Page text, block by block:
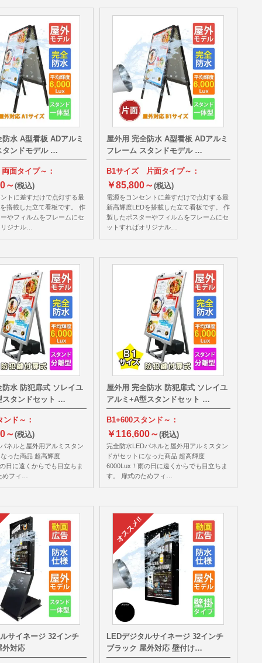
防水 A型看板 ADアルミ
タンドモデル …
面タイプ～：
～(税込)
トに差すだけで点灯する最
搭載した立て看板です。 作
やフィルムをフレームにセ
ジナル…
屋外用 完全防水 A型看板 ADアルミ
フレーム スタンドモデル …
B1サイズ 片面タイプ～：
￥85,800～(税込)
電源をコンセントに差すだけで点灯する最
新高輝度LEDを搭載した立て看板です。 作
製したポスターやフィルムをフレームにセ
ットすればオリジナル…
防水 防犯扉式 ソレイユ
スタンドセット …
ンド～：
～(税込)
ネルと屋外用アルミスタン
なった商品 超高輝度
日に遠くからでも目立ちま
めフィ…
屋外用 完全防水 防犯扉式 ソレイユ
アルミ+A型スタンドセット …
B1+600スタンド～：
￥116,600～(税込)
完全防水LEDパネルと屋外用アルミスタン
ドがセットになった商品 超高輝度
6000Lux！雨の日に遠くからでも目立ちま
す。 扉式のためフィ…
サイネージ 32インチ
外対応
LEDデジタルサイネージ 32インチ
ブラック 屋外対応 壁付け…